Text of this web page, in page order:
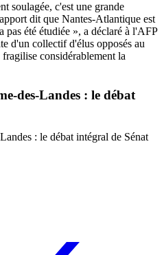
soulagée, c'est une grande
dit que Nantes-Atlantique est
été étudiée », a déclaré à l'AFP
d'un collectif d'élus opposés au
considérablement la
des-Landes : le débat
: le débat intégral de Sénat